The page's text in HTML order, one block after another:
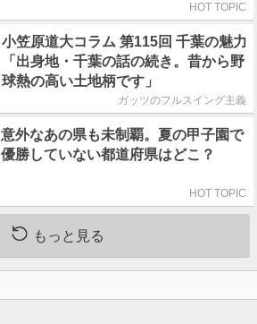
HOT TOPIC
小笠原道大コラム 第115回 千葉の魅力
「出身地・千葉の話の続き。昔から野
球熱の高い土地柄です」
ガッツのフルスイング主義
意外なあの県も未制覇。夏の甲子園で
優勝していない都道府県はどこ？
HOT TOPIC
もっと見る